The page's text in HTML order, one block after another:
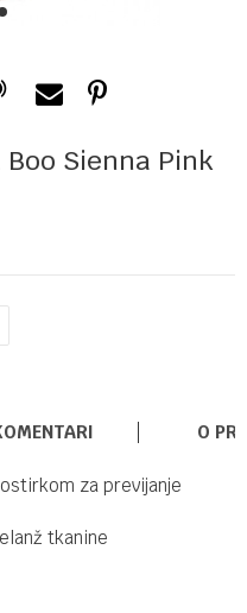
3
Sienna Pink
O
za previjanje
tkanine